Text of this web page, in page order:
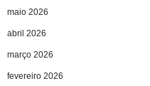
maio 2026
abril 2026
março 2026
fevereiro 2026